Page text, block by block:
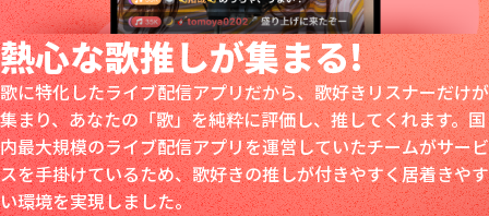
熱心な歌推しが集まる!
歌に特化したライブ配信アプリだから、歌好きリスナーだけが
集まり、あなたの「歌」を純粋に評価し、推してくれます。国
内最大規模のライブ配信アプリを運営していたチームがサービ
スを手掛けているため、歌好きの推しが付きやすく居着きやす
い環境を実現しました。